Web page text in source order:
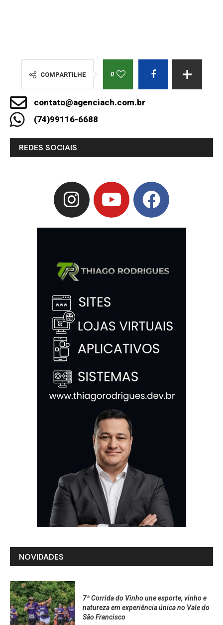
COMPARTILHE 0
contato@agenciach.com.br
(74)99116-6688
REDES SOCIAIS
NOVIDADES
7ª Corrida do Vinho une esporte, vinho e
natureza em experiência única no Vale do
São Francisco